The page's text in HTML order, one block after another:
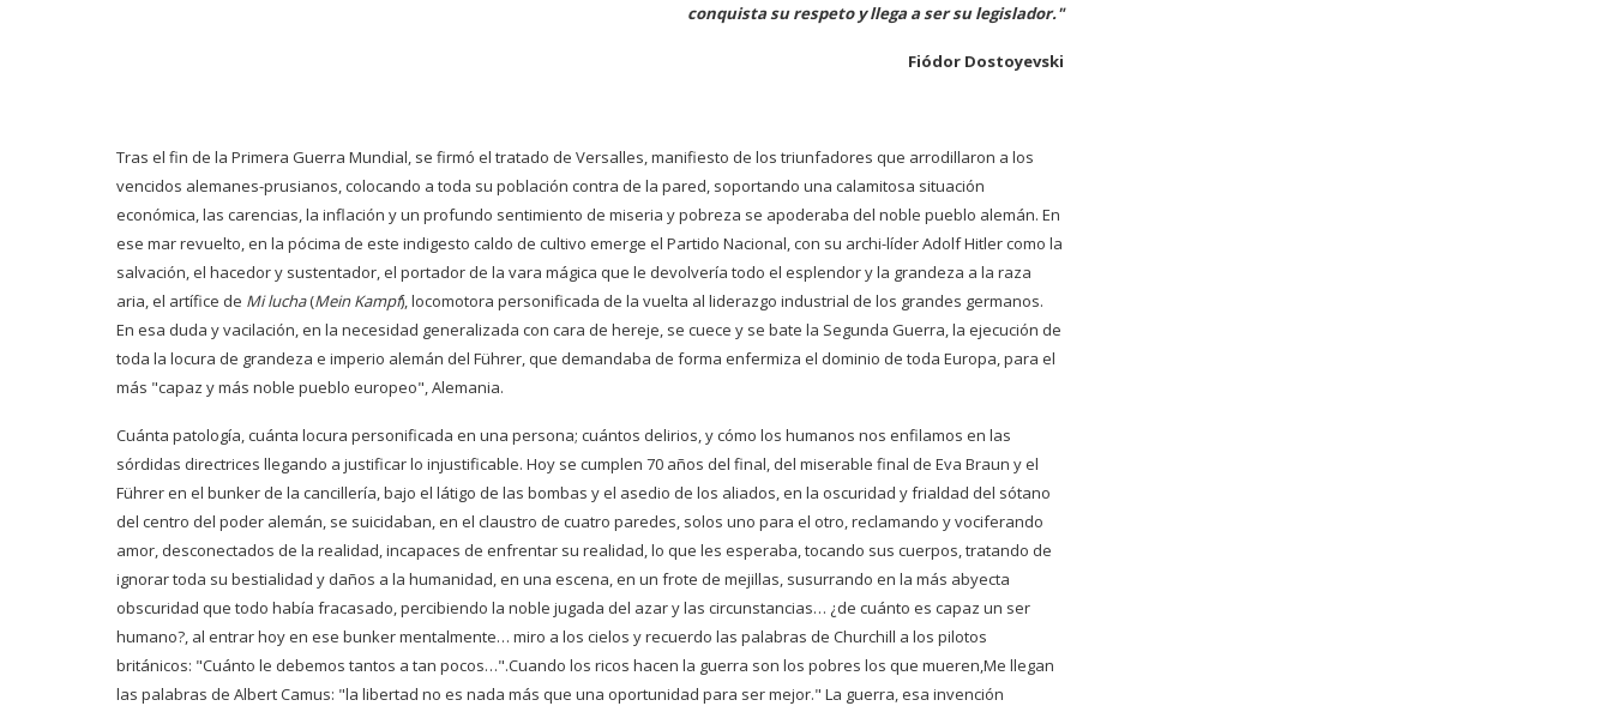
conquista su respeto y llega a ser su legislador."
Fiódor Dostoyevski
Tras el fin de la Primera Guerra Mundial, se firmó el tratado de Versalles, manifiesto de los triunfadores que arrodillaron a los
vencidos alemanes-prusianos, colocando a toda su población contra de la pared, soportando una calamitosa situación
económica, las carencias, la inflación y un profundo sentimiento de miseria y pobreza se apoderaba del noble pueblo alemán. En
ese mar revuelto, en la pócima de este indigesto caldo de cultivo emerge el Partido Nacional, con su archi-líder Adolf Hitler como la
salvación, el hacedor y sustentador, el portador de la vara mágica que le devolvería todo el esplendor y la grandeza a la raza
aria, el artífice de Mi lucha(Mein Kampf),locomotora personificada de la vuelta al liderazgo industrial de los grandes germanos.
En esa duda y vacilación, en la necesidad generalizada con cara de hereje, se cuece y se bate la Segunda Guerra, la ejecución de
toda la locura de grandeza e imperio alemán del Führer, que demandaba de forma enfermiza el dominio de toda Europa, para el
más "capaz y más noble pueblo europeo", Alemania.
Cuánta patología, cuánta locura personificada en una persona; cuántos delirios, y cómo los humanos nos enfilamos en las
sórdidas directrices llegando a justificar lo injustificable. Hoy se cumplen 70 años del final, del miserable final de Eva Braun y el
Führer en el bunker de la cancillería, bajo el látigo de las bombas y el asedio de los aliados, en la oscuridad y frialdad del sótano
del centro del poder alemán, se suicidaban, en el claustro de cuatro paredes, solos uno para el otro, reclamando y vociferando
amor, desconectados de la realidad, incapaces de enfrentar su realidad, lo que les esperaba, tocando sus cuerpos, tratando de
ignorar toda su bestialidad y daños a la humanidad, en una escena, en un frote de mejillas, susurrando en la más abyecta
obscuridad que todo había fracasado, percibiendo la noble jugada del azar y las circunstancias… ¿de cuánto es capaz un ser
humano?, al entrarhoy en ese bunker mentalmente… miro a los cielos y recuerdo las palabras de Churchill a los pilotos
británicos: "Cuánto le debemos tantos a tan pocos…".Cuando los ricos hacen la guerra son los pobres los que mueren,Me llegan
las palabras de Albert Camus: "la libertad no es nada más que una oportunidad para ser mejor." La guerra, esa invención